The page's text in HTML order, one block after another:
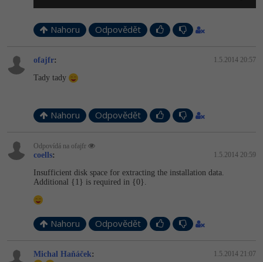
Nahoru Odpovědět
ofajfr: 1.5.2014 20:57
Tady tady
Nahoru Odpovědět
Odpovídá na ofajfr
coells: 1.5.2014 20:59
Insufficient disk space for extracting the installation data.
Additional {1} is required in {0}.
Nahoru Odpovědět
Michal Haňáček: 1.5.2014 21:07